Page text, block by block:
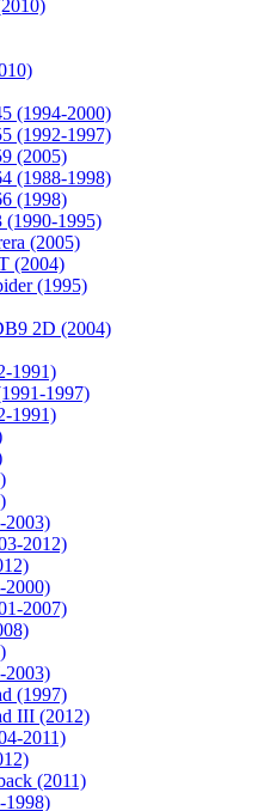
(1994-2000)
(1992-1997)
(2005)
(1988-1998)
(1998)
(1990-1995)
(2005)
(2004)
(1995)
2D (2004)
1991)
1997)
1991)
2003)
2012)
2000)
2007)
2003)
(1997)
III (2012)
2011)
(2011)
1998)